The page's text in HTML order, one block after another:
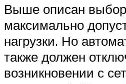
Выше описан выбор
максимально
нагрузки. Но
также должен
возникновении с